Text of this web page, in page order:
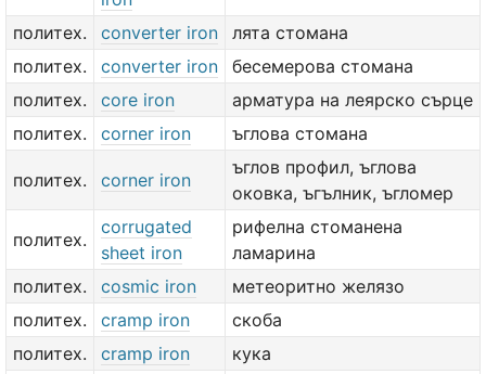
политех. converter iron
лята стомана
политех.
converter iron
бесемерова стомана
политех.
core iron
арматура на леярско сърце
политех.
corner iron ъглова стомана
политех. corner iron
ъглов профил, ъглова
оковка, ъгълник, ъгломер
политех.
corrugated
sheet iron
рифелна стоманена
ламарина
политех.
cosmic iron
метеоритно желязо
политех.
cramp iron
скоба
политех.
cramp iron
кука